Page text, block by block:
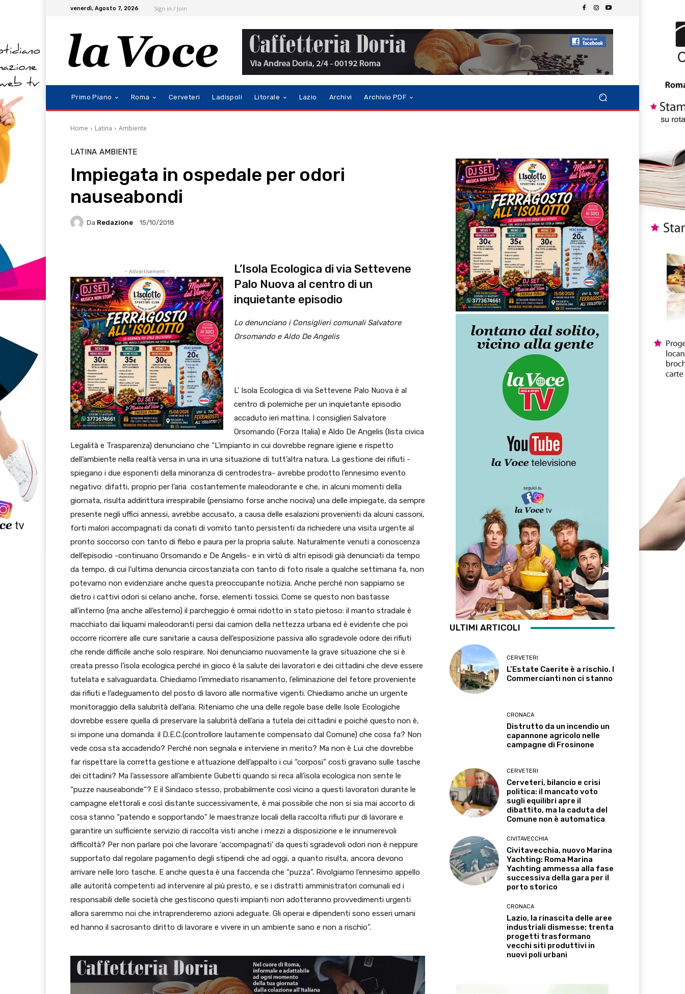
venerdì, Agosto 7, 2026 Sign in / Join
Primo Piano Roma Cerveteri Ladispoli Litorale Lazio Archivi Archivio PDF
Home Latina Ambiente
LATINA AMBIENTE
Impiegata in ospedale per odori
nauseabondi
Da Redazione 15/10/2018
- Advertisement -
L’Isola Ecologica di via Settevene
Palo Nuova al centro di un
inquietante episodio
Lo denunciano i Consiglieri comunali Salvatore
Orsomando e Aldo De Angelis
L’ Isola Ecologica di via Settevene Palo Nuova è al
centro di polemiche per un inquietante episodio
accaduto ieri mattina. I consiglieri Salvatore
Orsomando (Forza Italia) e Aldo De Angelis (lista civica
Legalità e Trasparenza) denunciano che “L’impianto in cui dovrebbe regnare igiene e rispetto
dell’ambiente nella realtà versa in una in una situazione di tutt’altra natura. La gestione dei rifiuti -
spiegano i due esponenti della minoranza di centrodestra- avrebbe prodotto l’ennesimo evento
negativo: difatti, proprio per l’aria costantemente maleodorante e che, in alcuni momenti della
giornata, risulta addirittura irrespirabile (pensiamo forse anche nociva) una delle impiegate, da sempre
presente negli uffici annessi, avrebbe accusato, a causa delle esalazioni provenienti da alcuni cassoni,
forti malori accompagnati da conati di vomito tanto persistenti da richiedere una visita urgente al
pronto soccorso con tanto di flebo e paura per la propria salute. Naturalmente venuti a conoscenza
dell’episodio -continuano Orsomando e De Angelis- e in virtù di altri episodi già denunciati da tempo
da tempo, di cui l’ultima denuncia circostanziata con tanto di foto risale a qualche settimana fa, non
potevamo non evidenziare anche questa preoccupante notizia. Anche perché non sappiamo se
dietro i cattivi odori si celano anche, forse, elementi tossici. Come se questo non bastasse
all’interno (ma anche all’esterno) il parcheggio è ormai ridotto in stato pietoso: il manto stradale è
macchiato dai liquami maleodoranti persi dai camion della nettezza urbana ed è evidente che poi
occorre ricorrere alle cure sanitarie a causa dell’esposizione passiva allo sgradevole odore dei rifiuti
che rende difficile anche solo respirare. Noi denunciamo nuovamente la grave situazione che si è
creata presso l’isola ecologica perché in gioco è la salute dei lavoratori e dei cittadini che deve essere
tutelata e salvaguardata. Chiediamo l’immediato risanamento, l’eliminazione del fetore proveniente
dai rifiuti e l’adeguamento del posto di lavoro alle normative vigenti. Chiediamo anche un urgente
monitoraggio della salubrità dell’aria. Riteniamo che una delle regole base delle Isole Ecologiche
dovrebbe essere quella di preservare la salubrità dell’aria a tutela dei cittadini e poiché questo non è,
si impone una domanda: il D.E.C.(controllore lautamente compensato dal Comune) che cosa fa? Non
vede cosa sta accadendo? Perché non segnala e interviene in merito? Ma non è Lui che dovrebbe
far rispettare la corretta gestione e attuazione dell’appalto i cui “corposi” costi gravano sulle tasche
dei cittadini? Ma l’assessore all’ambiente Gubetti quando si reca all’isola ecologica non sente le
“puzze nauseabonde”? E il Sindaco stesso, probabilmente così vicino a questi lavoratori durante le
campagne elettorali e così distante successivamente, è mai possibile che non si sia mai accorto di
cosa stanno “patendo e sopportando” le maestranze locali della raccolta rifiuti pur di lavorare e
garantire un sufficiente servizio di raccolta visti anche i mezzi a disposizione e le innumerevoli
difficoltà? Per non parlare poi che lavorare ‘accompagnati’ da questi sgradevoli odori non è neppure
supportato dal regolare pagamento degli stipendi che ad oggi, a quanto risulta, ancora devono
arrivare nelle loro tasche. E anche questa è una faccenda che “puzza”. Rivolgiamo l’ennesimo appello
alle autorità competenti ad intervenire al più presto, e se i distratti amministratori comunali ed i
responsabili delle società che gestiscono questi impianti non adotteranno provvedimenti urgenti
allora saremmo noi che intraprenderemo azioni adeguate. Gli operai e dipendenti sono esseri umani
ed hanno il sacrosanto diritto di lavorare e vivere in un ambiente sano e non a rischio”.
ULTIMI ARTICOLI
CERVETERI
L’Estate Caerite è a rischio. I
Commercianti non ci stanno
CRONACA
Distrutto da un incendio un
capannone agricolo nelle
campagne di Frosinone
CERVETERI
Cerveteri, bilancio e crisi
politica: il mancato voto
sugli equilibri apre il
dibattito, ma la caduta del
Comune non è automatica
CIVITAVECCHIA
Civitavecchia, nuovo Marina
Yachting: Roma Marina
Yachting ammessa alla fase
successiva della gara per il
porto storico
CRONACA
Lazio, la rinascita delle aree
industriali dismesse: trenta
progetti trasformano
vecchi siti produttivi in
nuovi poli urbani